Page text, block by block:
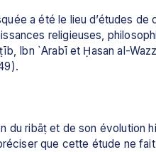
a été le lieu d’études
religieuses,
Ibn `Arabī et Ḥasan al-
du ribāṭ et de son évolution
que cette étude ne